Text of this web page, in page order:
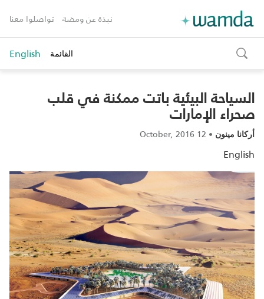
نبذة عن ومضة تواصلوا معنا
toggle
search
القائمة English
السياحة البيئية باتت ممكنة في قلب
صحراء الإمارات
أركانا مينون •
12 October, 2016
English